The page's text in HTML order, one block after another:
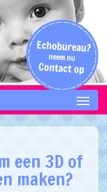
een 3D of
maken?